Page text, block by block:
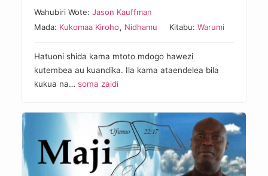
Wahubiri Wote:Jason Kauffman
Mada: Kukomaa Kiroho, Nidhamu Kitabu:Warumi
Hatuoni shida kama mtoto mdogo hawezi
kutembea au kuandika. Ila kama ataendelea bila
kukua na…soma zaidi